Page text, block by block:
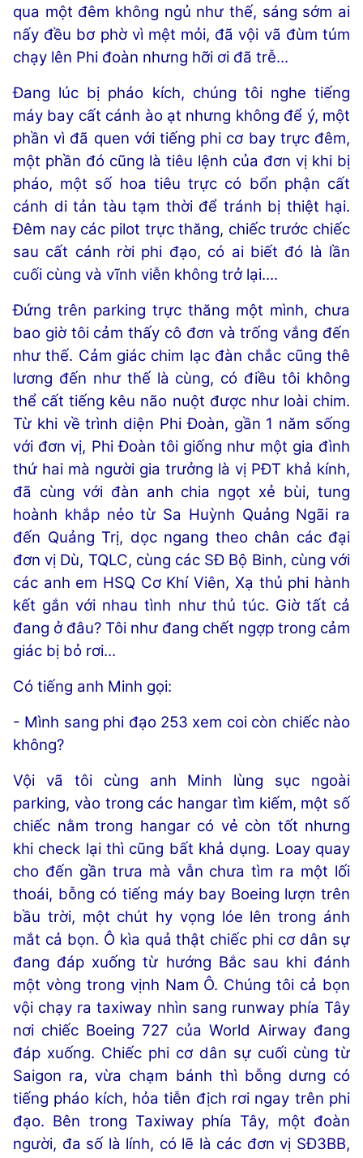
qua một đêm không ngủ như thế, sáng sớm ai
nấy đều bơ phờ vì mệt mỏi, đã vội vã đùm túm
chạy lên Phi đoàn nhưng hỡi ơi đã trễ...
Đang lúc bị pháo kích, chúng tôi nghe tiếng
máy bay cất cánh ào ạt nhưng không để ý, một
phần vì đã quen với tiếng phi cơ bay trực đêm,
một phần đó cũng là tiêu lệnh của đơn vị khi bị
pháo, một số hoa tiêu trực có bổn phận cất
cánh di tản tàu tạm thời để tránh bị thiệt hại.
Đêm nay các pilot trực thăng, chiếc trước chiếc
sau cất cánh rời phi đạo, có ai biết đó là lần
cuối cùng và vĩnh viễn không trở lại....
Đứng trên parking trực thăng một mình, chưa
bao giờ tôi cảm thấy cô đơn và trống vắng đến
như thế. Cảm giác chim lạc đàn chắc cũng thê
lương đến như thế là cùng, có điều tôi không
thể cất tiếng kêu não nuột được như loài chim.
Từ khi về trình diện Phi Đoàn, gần 1 năm sống
với đơn vị, Phi Đoàn tôi giống như một gia đình
thứ hai mà người gia trưởng là vị PĐT khả kính,
đã cùng với đàn anh chia ngọt xẻ bùi, tung
hoành khắp nẻo từ Sa Huỳnh Quảng Ngãi ra
đến Quảng Trị, dọc ngang theo chân các đại
đơn vị Dù, TQLC, cùng các SĐ Bộ Binh, cùng với
các anh em HSQ Cơ Khí Viên, Xạ thủ phi hành
kết gắn với nhau tình như thủ túc. Giờ tất cả
đang ở đâu? Tôi như đang chết ngợp trong cảm
giác bị bỏ rơi...
Có tiếng anh Minh gọi:
- Mình sang phi đạo 253 xem coi còn chiếc nào
không?
Vội vã tôi cùng anh Minh lùng sục ngoài
parking, vào trong các hangar tìm kiếm, một số
chiếc nằm trong hangar có vẻ còn tốt nhưng
khi check lại thì cũng bất khả dụng. Loay quay
cho đến gần trưa mà vẫn chưa tìm ra một lối
thoái, bỗng có tiếng máy bay Boeing lượn trên
bầu trời, một chút hy vọng lóe lên trong ánh
mắt cả bọn. Ô kìa quả thật chiếc phi cơ dân sự
đang đáp xuống từ hướng Bắc sau khi đánh
một vòng trong vịnh Nam Ô. Chúng tôi cả bọn
vội chạy ra taxiway nhìn sang runway phía Tây
nơi chiếc Boeing 727 của World Airway đang
đáp xuống. Chiếc phi cơ dân sự cuối cùng từ
Saigon ra, vừa chạm bánh thì bỗng dưng có
tiếng pháo kích, hỏa tiễn địch rơi ngay trên phi
đạo. Bên trong Taxiway phía Tây, một đoàn
người, đa số là lính, có lẽ là các đơn vị SĐ3BB,